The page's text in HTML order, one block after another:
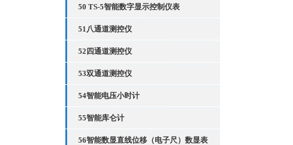
50 TS-5智能数字显示控制仪表
51八通道测控仪
52四通道测控仪
53双通道测控仪
54智能电压小时计
55智能库仑计
56智能数显直线位移（电子尺）数显表